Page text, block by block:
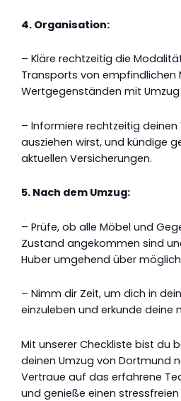
4. Organisation:
– Kläre rechtzeitig die
Transports von empfindlichen
Wertgegenständen mit Umzug
– Informiere rechtzeitig
ausziehen wirst, und kündige
aktuellen Versicherungen.
5. Nach dem Umzug:
– Prüfe, ob alle Möbel und
Zustand angekommen sind
Huber umgehend über
– Nimm dir Zeit, um dich in
einzuleben und erkunde deine
Mit unserer Checkliste bist du
deinen Umzug von Dortmund
Vertraue auf das erfahrene
und genieße einen stressfreien